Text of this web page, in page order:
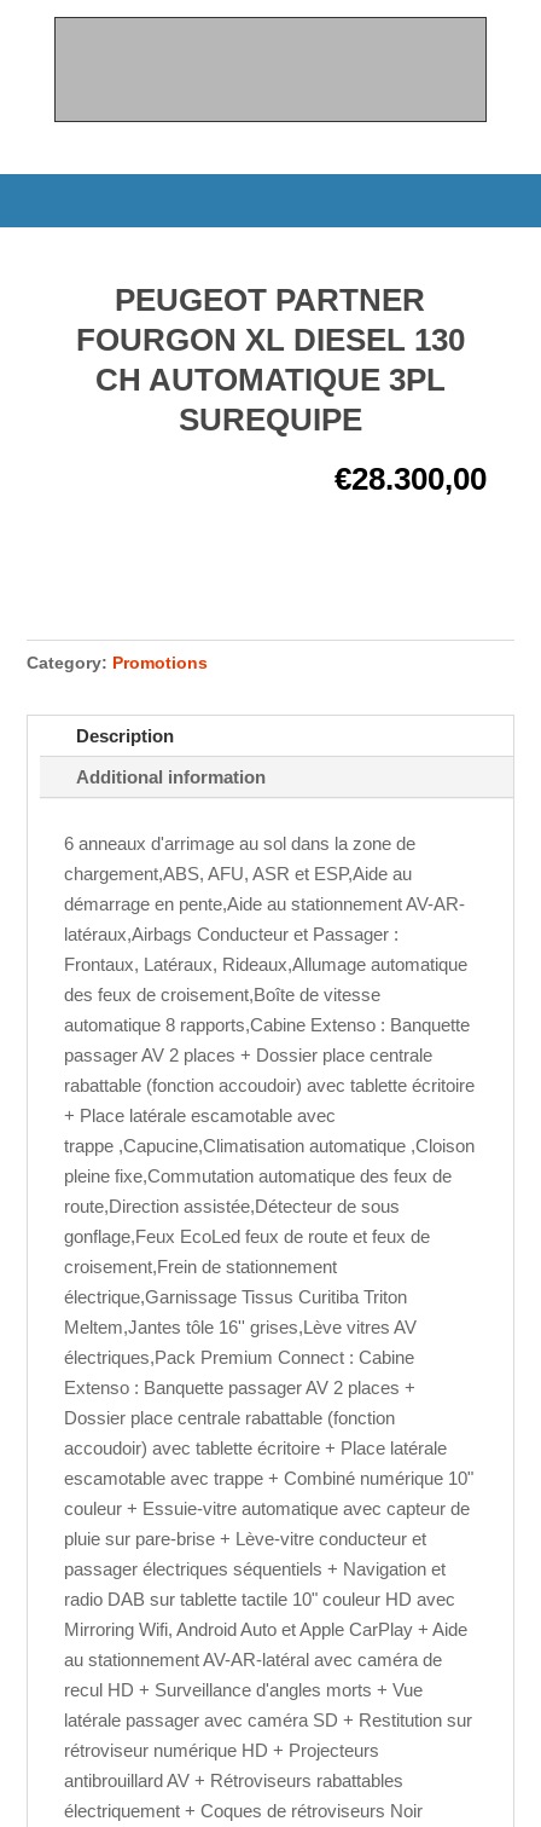
PEUGEOT PARTNER
FOURGON XL DIESEL 130
CH AUTOMATIQUE 3PL
SUREQUIPE
€28.300,00
Category: Promotions
Description
Additional information
6 anneaux d'arrimage au sol dans la zone de
chargement,ABS, AFU, ASR et ESP,Aide au
démarrage en pente,Aide au stationnement AV-AR-
latéraux,Airbags Conducteur et Passager :
Frontaux, Latéraux, Rideaux,Allumage automatique
des feux de croisement,Boîte de vitesse
automatique 8 rapports,Cabine Extenso : Banquette
passager AV 2 places + Dossier place centrale
rabattable (fonction accoudoir) avec tablette écritoire
+ Place latérale escamotable avec
trappe ,Capucine,Climatisation automatique ,Cloison
pleine fixe,Commutation automatique des feux de
route,Direction assistée,Détecteur de sous
gonflage,Feux EcoLed feux de route et feux de
croisement,Frein de stationnement
électrique,Garnissage Tissus Curitiba Triton
Meltem,Jantes tôle 16'' grises,Lève vitres AV
électriques,Pack Premium Connect : Cabine
Extenso : Banquette passager AV 2 places +
Dossier place centrale rabattable (fonction
accoudoir) avec tablette écritoire + Place latérale
escamotable avec trappe + Combiné numérique 10"
couleur + Essuie-vitre automatique avec capteur de
pluie sur pare-brise + Lève-vitre conducteur et
passager électriques séquentiels + Navigation et
radio DAB sur tablette tactile 10" couleur HD avec
Mirroring Wifi, Android Auto et Apple CarPlay + Aide
au stationnement AV-AR-latéral avec caméra de
recul HD + Surveillance d'angles morts + Vue
latérale passager avec caméra SD + Restitution sur
rétroviseur numérique HD + Projecteurs
antibrouillard AV + Rétroviseurs rabattables
électriquement + Coques de rétroviseurs Noir